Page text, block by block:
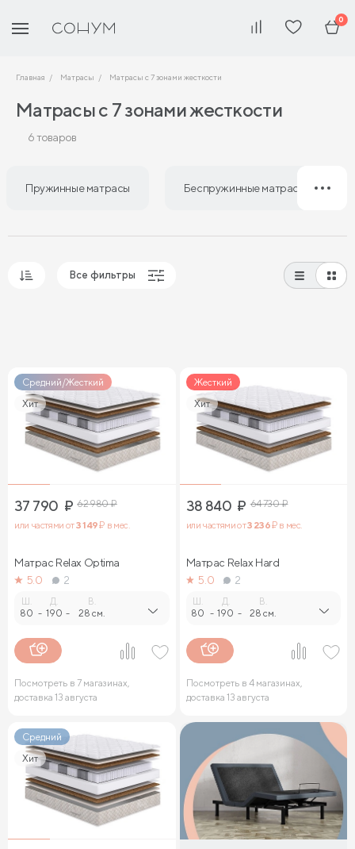
0
Главная Матрасы Матрасы с 7 зонами жесткости
Матрасы с 7 зонами жесткости
6 товаров
Пружинные матрасы Беспружинные матрасы
Все фильтры
Средний/Жесткий
Хит
37 790 ₽ 62 980₽
или частями от3 149₽ в мес.
Матрас Relax Optima
5.0
2
Ш.
80 -
Д.
190 -
В.
28 см.
Посмотреть в 7 магазинах,
доставка 13 августа
Жесткий
Хит
38 840 ₽ 64 730₽
или частями от3 236₽ в мес.
Матрас Relax Нard
5.0
2
Ш.
80 -
Д.
190 -
В.
28 см.
Посмотреть в 4 магазинах,
доставка 13 августа
Средний
Хит